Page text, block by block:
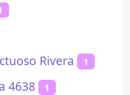
Rivera 1
4638 1